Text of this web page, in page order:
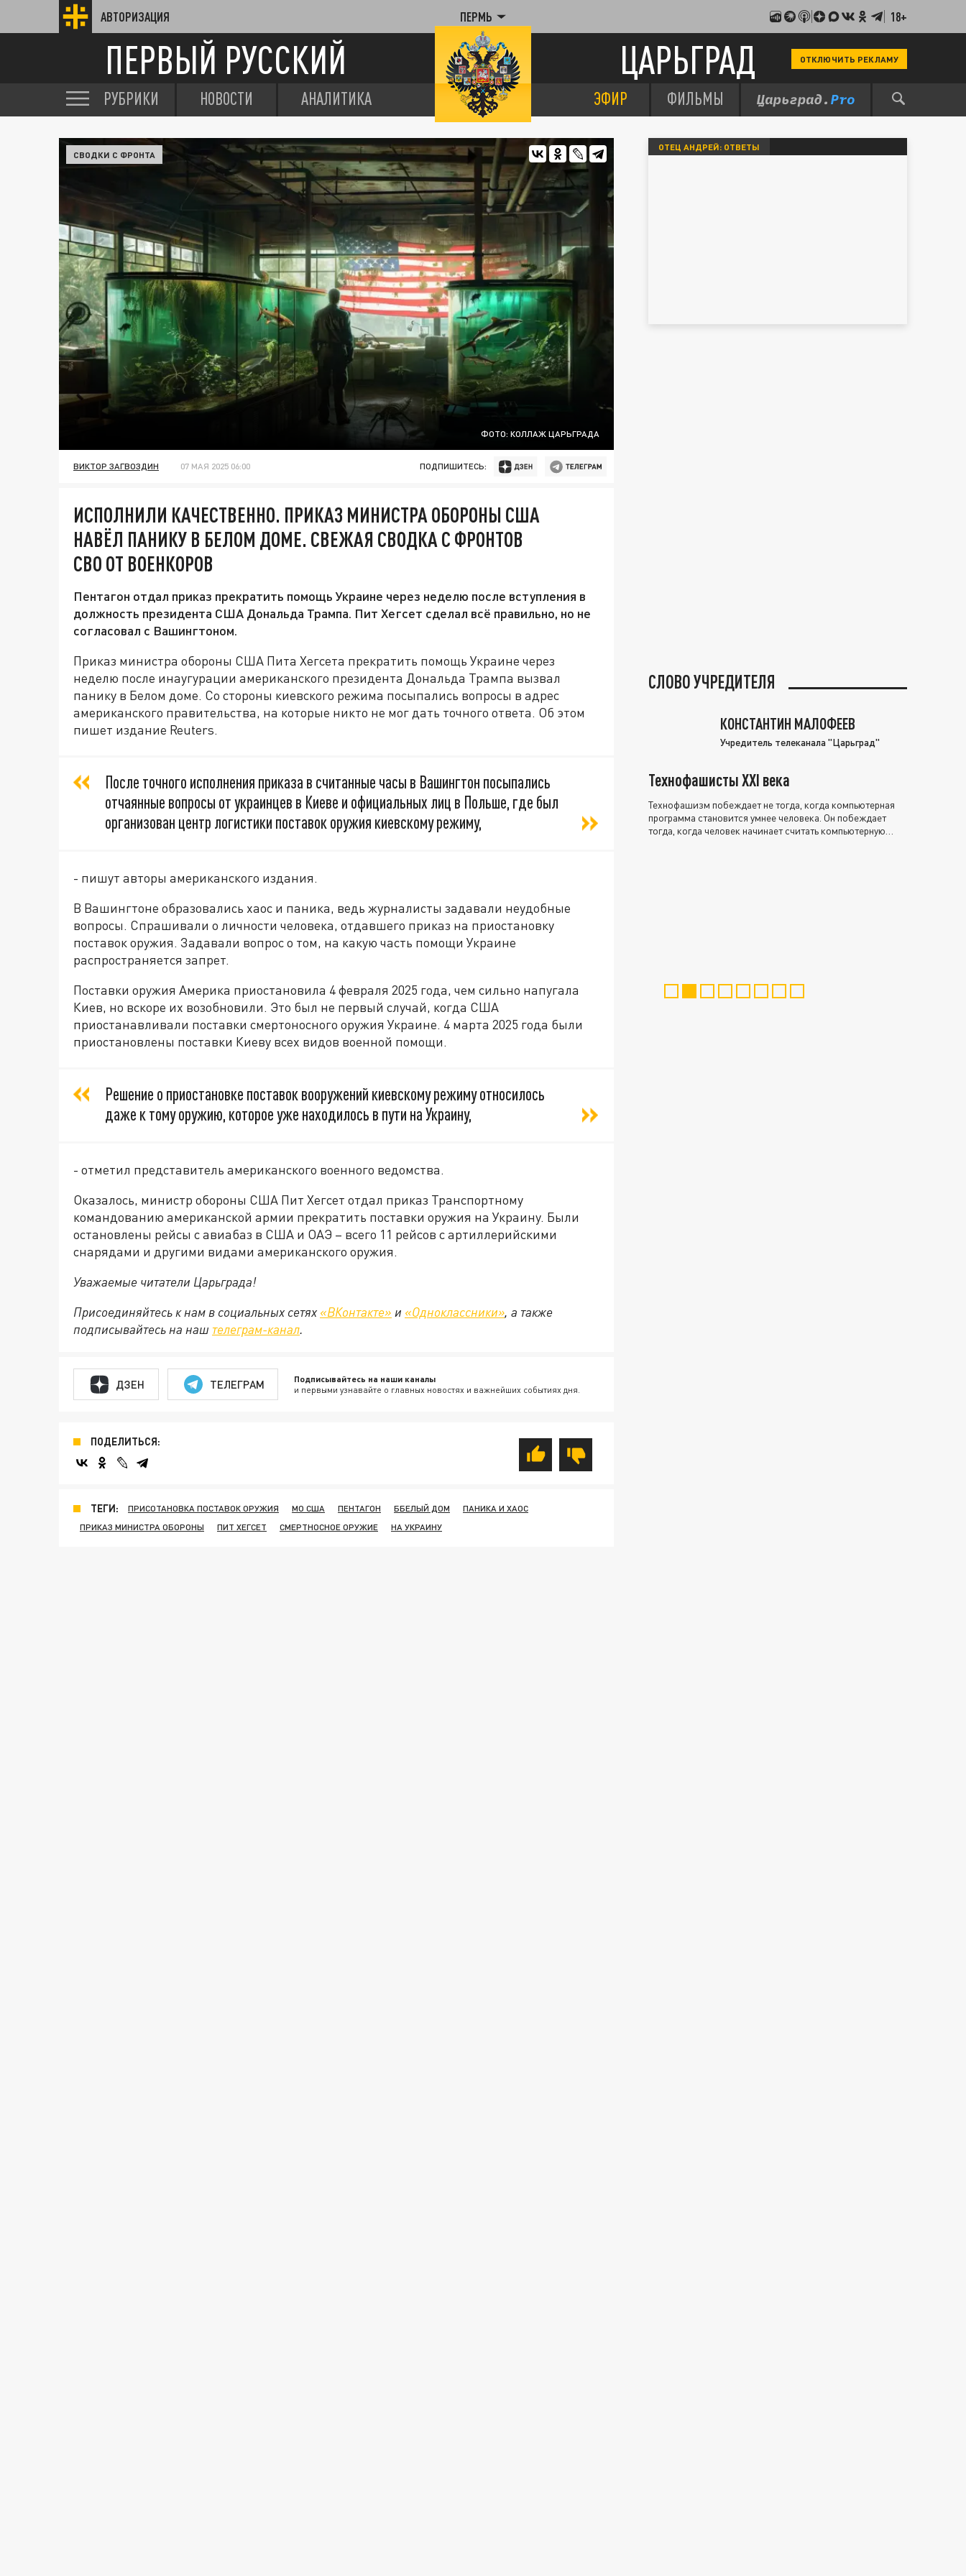
АВТОРИЗАЦИЯ ПЕРМЬ 18+
ПЕРВЫЙ РУССКИЙ ЦАРЬГРАД ОТКЛЮЧИТЬ РЕКЛАМУ
РУБРИКИ НОВОСТИ АНАЛИТИКА ЭФИР ФИЛЬМЫ
ФОТО: КОЛЛАЖ ЦАРЬГРАДА
СВОДКИ С ФРОНТА
ВИКТОР ЗАГВОЗДИН 07 МАЯ 2025 06:00 ПОДПИШИТЕСЬ:
ИСПОЛНИЛИ КАЧЕСТВЕННО. ПРИКАЗ МИНИСТРА ОБОРОНЫ США
НАВЁЛ ПАНИКУ В БЕЛОМ ДОМЕ. СВЕЖАЯ СВОДКА С ФРОНТОВ
СВО ОТ ВОЕНКОРОВ
Пентагон отдал приказ прекратить помощь Украине через неделю после вступления в
должность президента США Дональда Трампа. Пит Хегсет сделал всё правильно, но не
согласовал с Вашингтоном.
Приказ министра обороны США Пита Хегсета прекратить помощь Украине через
неделю после инаугурации американского президента Дональда Трампа вызвал
панику в Белом доме. Со стороны киевского режима посыпались вопросы в адрес
американского правительства, на которые никто не мог дать точного ответа. Об этом
пишет издание Reuters.
После точного исполнения приказа в считанные часы в Вашингтон посыпались
отчаянные вопросы от украинцев в Киеве и официальных лиц в Польше, где был
организован центр логистики поставок оружия киевскому режиму,
- пишут авторы американского издания.
В Вашингтоне образовались хаос и паника, ведь журналисты задавали неудобные
вопросы. Спрашивали о личности человека, отдавшего приказ на приостановку
поставок оружия. Задавали вопрос о том, на какую часть помощи Украине
распространяется запрет.
Поставки оружия Америка приостановила 4 февраля 2025 года, чем сильно напугала
Киев, но вскоре их возобновили. Это был не первый случай, когда США
приостанавливали поставки смертоносного оружия Украине. 4 марта 2025 года были
приостановлены поставки Киеву всех видов военной помощи.
Решение о приостановке поставок вооружений киевскому режиму относилось
даже к тому оружию, которое уже находилось в пути на Украину,
- отметил представитель американского военного ведомства.
Оказалось, министр обороны США Пит Хегсет отдал приказ Транспортному
командованию американской армии прекратить поставки оружия на Украину. Были
остановлены рейсы с авиабаз в США и ОАЭ – всего 11 рейсов с артиллерийскими
снарядами и другими видами американского оружия.
Уважаемые читатели Царьграда!
Присоединяйтесь к нам в социальных сетях «ВКонтакте» и «Одноклассники», а также
подписывайтесь на наш телеграм-канал.
ДЗЕН ТЕЛЕГРАМ Подписывайтесь на наши каналы
и первыми узнавайте о главных новостях и важнейших событиях дня.
ПОДЕЛИТЬСЯ:
ТЕГИ: ПРИСОТАНОВКА ПОСТАВОК ОРУЖИЯ МО США ПЕНТАГОН ББЕЛЫЙ ДОМ
ПАНИКА И ХАОС
ПРИКАЗ МИНИСТРА ОБОРОНЫ
ПИТ ХЕГСЕТ СМЕРТНОСНОЕ ОРУЖИЕ НА УКРАИНУ
ОТЕЦ АНДРЕЙ: ОТВЕТЫ
СЛОВО УЧРЕДИТЕЛЯ
КОНСТАНТИН МАЛОФЕЕВ
Учредитель телеканала "Царьград"
Технофашисты XXI века
Технофашизм побеждает не тогда, когда компьютерная
программа становится умнее человека. Он побеждает
тогда, когда человек начинает считать компьютерную